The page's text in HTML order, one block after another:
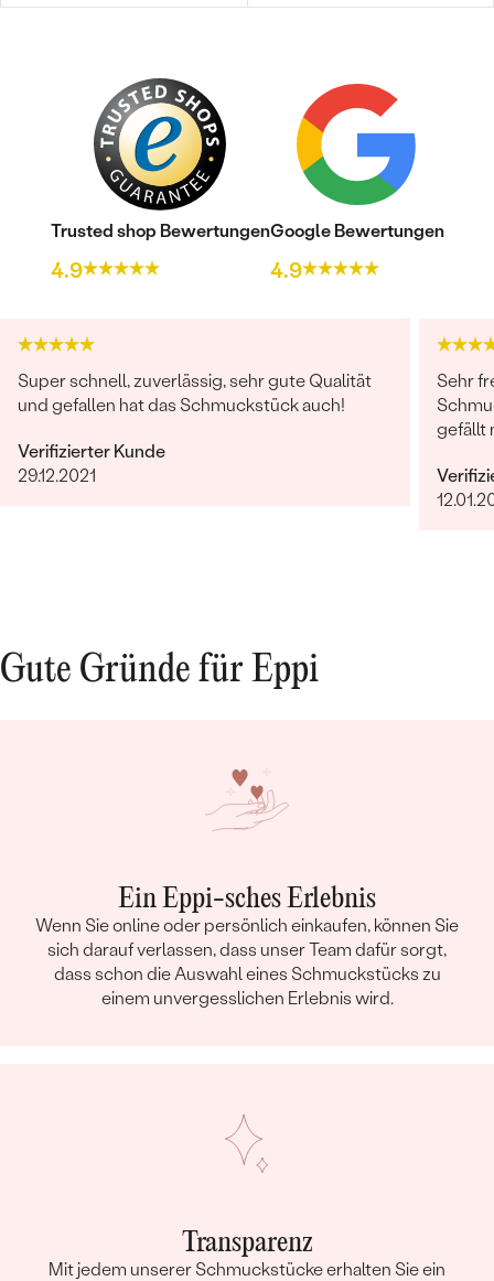
Trusted shop Bewertungen
4.9
Google Bewertungen
4.9
Super schnell, zuverlässig, sehr gute Qualität
und gefallen hat das Schmuckstück auch!
Verifizierter Kunde
29.12.2021
Sehr
gefällt
Gute Gründe für Eppi
Ein Eppi-sches Erlebnis
Wenn Sie online oder persönlich einkaufen, können Sie
sich darauf verlassen, dass unser Team dafür sorgt,
dass schon die Auswahl eines Schmuckstücks zu
einem unvergesslichen Erlebnis wird.
Transparenz
Mit jedem unserer Schmuckstücke erhalten Sie ein